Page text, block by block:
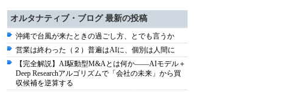
オルタナティブ・ブログ 最新の投稿
沖縄で台風が来たときの過ごし方、とでも言うか
営業は終わった（２）普遍はAIに、個別は人間に
【完全解説】AI駆動型M&Aとは何か――AIモデル＋
Deep Researchアルゴリズムで「会社の未来」から買
収候補を逆算する